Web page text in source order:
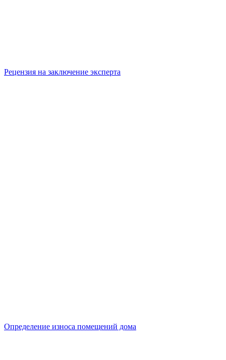
Рецензия на заключение эксперта
Определение износа помещений дома